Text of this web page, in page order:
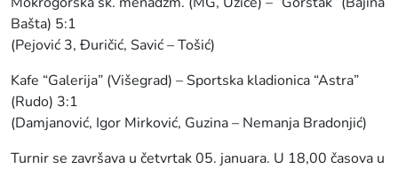
Bašta) 5:1
(Pejović 3, Đuričić, Savić – Tošić)
Kafe “Galerija” (Višegrad) – Sportska kladionica “Astra”
(Rudo) 3:1
(Damjanović, Igor Mirković, Guzina – Nemanja Bradonjić)
Turnir se završava u četvrtak 05. januara. U 18,00 časova u